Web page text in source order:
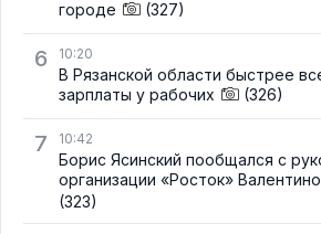
городе
(327)
6 10:20
В Рязанской области быстрее
зарплаты у рабочих
(326)
7 10:42
Борис Ясинский пообщался с
организации «Росток»
(323)